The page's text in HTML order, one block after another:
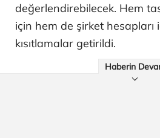
değerlendirebilecek. Hem
için hem de şirket hesapları
kısıtlamalar getirildi.
Haberin